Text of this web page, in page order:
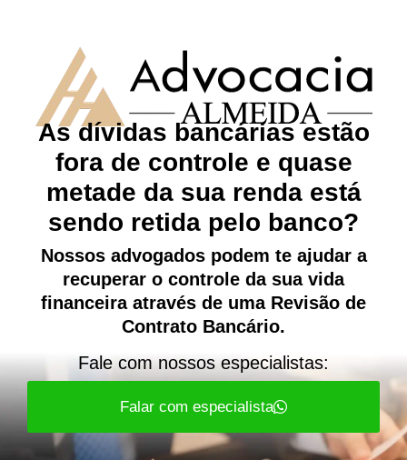
As dívidas bancárias estão
fora de controle e quase
metade da sua renda está
sendo retida pelo banco?
Nossos advogados podem te ajudar a
recuperar o controle da sua vida
financeira através de uma Revisão de
Contrato Bancário.
Fale com nossos especialistas:
Falar com especialista